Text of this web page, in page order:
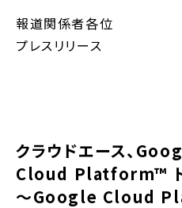
報道関係者各位
プレスリリース
クラウドエース、
Cloud Platform™ ト
～Google Cloud